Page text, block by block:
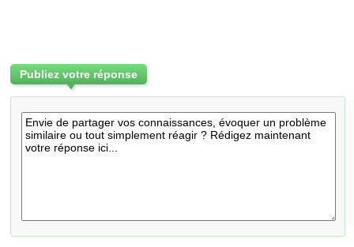
Publiez votre réponse